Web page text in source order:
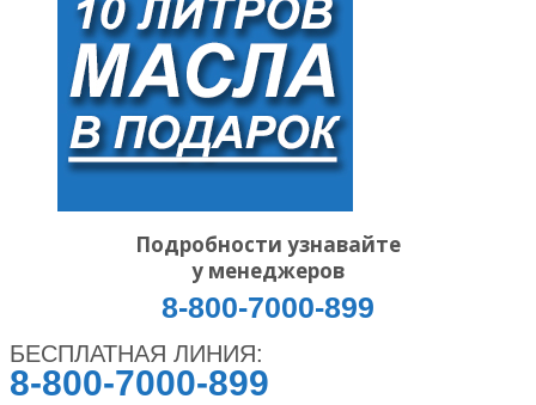
Подробности узнавайте
у менеджеров
8-800-7000-899
БЕСПЛАТНАЯ ЛИНИЯ:
8-800-7000-899